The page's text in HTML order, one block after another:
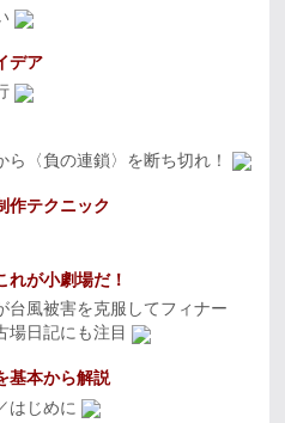
デア
〈負の連鎖〉を断ち切れ！
作テクニック
れが小劇場だ！
台風被害を克服してフィナー
場日記にも注目
基本から解説
はじめに